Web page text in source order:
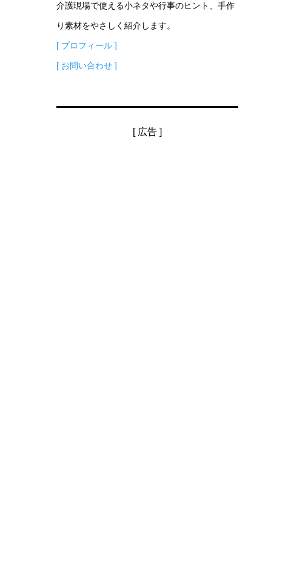
介護現場で使える小ネタや行事のヒント、手作
り素材をやさしく紹介します。
[ プロフィール ]
[ お問い合わせ ]
[ 広告 ]